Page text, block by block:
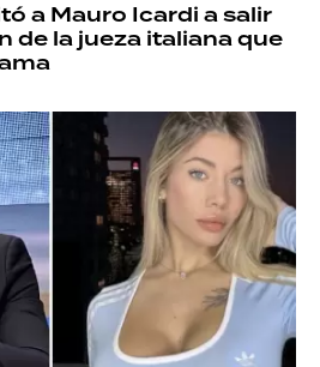
a Mauro Icardi a salir
de la jueza italiana que